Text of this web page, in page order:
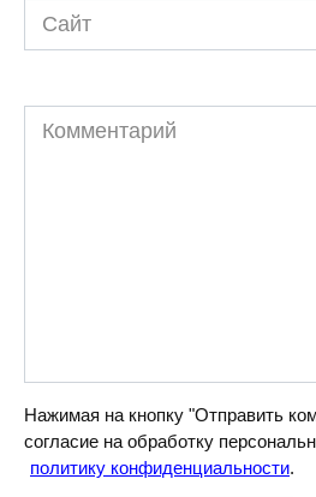
Сайт
Комментарий
Нажимая на кнопку "Отправить
согласие на обработку
политику конфиденциальности.